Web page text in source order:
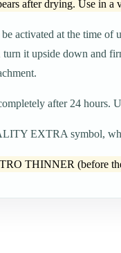
after drying. Use in a
activated at the time of
it upside down and
after 24 hours.
EXTRA symbol,
THINNER (before